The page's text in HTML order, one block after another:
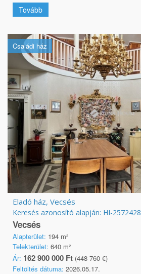
Tovább
Családi ház
Eladó ház, Vecsés
Keresés azonosító alapján: HI-2572428
Vecsés
Alapterület: 194 m²
Telekterület: 640 m²
Ár: 162 900 000 Ft (448 760 €)
Feltöltés dátuma: 2026.05.17.